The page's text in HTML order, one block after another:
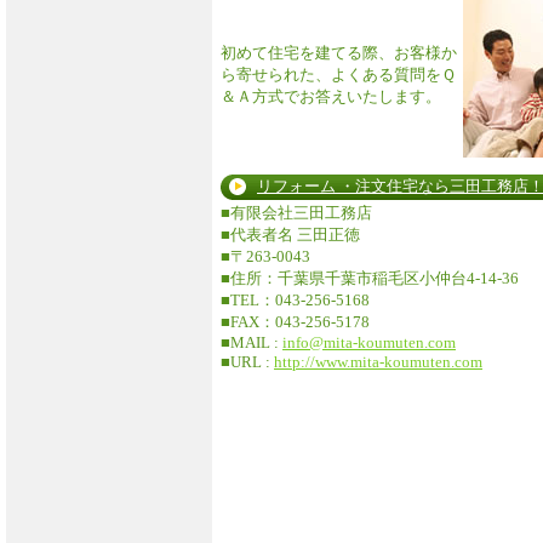
初めて住宅を建てる際、お客様か
ら寄せられた、よくある質問をＱ
＆Ａ方式でお答えいたします。
リフォーム ・注文住宅なら三田工務店！
■有限会社三田工務店
■代表者名 三田正徳
■〒263-0043
■住所：千葉県千葉市稲毛区小仲台4-14-36
■TEL：043-256-5168
■FAX：043-256-5178
■MAIL : info@mita-koumuten.com
■URL : http://www.mita-koumuten.com